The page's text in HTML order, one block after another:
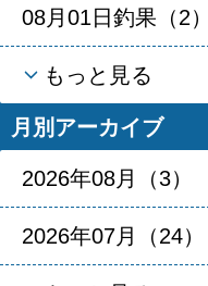
08月01日釣果（2）
もっと見る
月別アーカイブ
2026年08月（3）
2026年07月（24）